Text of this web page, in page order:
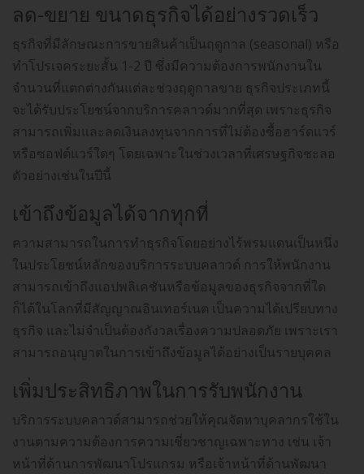
ลด-ขยาย ขนาดธุรกิจได้อย่างรวดเร็ว
ธุรกิจที่มีลักษณะการขายสินค้าเป็นฤดูกาล (seasonal) หรือ
ทำโปรเจคระยะสั้น 1-2 ปี ซึ่งมีความต้องการพนักงานใน
จำนวนที่แตกต่างกันแต่ละช่วงฤดูกาลขาย ธุรกิจประเภทนี้
จะได้รับประโยชน์จากบริการคลาวด์มากที่สุด เพราะธุรกิจ
สามารถเพิ่มและลดเงินลงทุนจากการที่ไม่ต้องซื้อฮาร์ดแวร์
หรือซอฟต์แวร์ใดๆ โดยเฉพาะในช่วงเวลาที่เศรษฐกิจชะลอ
ตัวอย่างเช่นในปีนี้
เข้าถึงข้อมูลได้จากทุกที่
ความสามารถในการทำธุรกิจโดยอย่างไร้พรมแดนเป็นหนึ่ง
ในประโยชน์หลักของบริการระบบคลาวด์ การให้พนักงาน
สามารถเข้าถึงแอปพลิเคชันหรือข้อมูลของธุรกิจจากที่ใด
ก็ได้ในโลกที่มีสัญญาณอินเทอร์เนต เป็นความได้เปรียบทาง
ธุรกิจ และไม่จำเป็นต้องกังวลเรื่องความปลอดภัย เพราะเรา
สามารถอนุญาตในการเข้าถึงข้อมูลได้อย่างเป็นรายบุคคล
เพิ่มประสิทธิภาพในการรับพนักงาน
บริการระบบคลาวด์สามารถช่วยให้คุณจัดหาบุคลากรใช้ใน
งานตามความต้องการความเชี่ยวชาญเฉพาะทาง เช่น เจ้า
หน้าที่ด้านการพัฒนาโปรแกรม หรือเจ้าหน้าที่ด้านพัฒนา